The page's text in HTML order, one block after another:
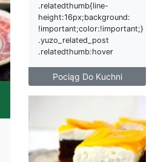
.relatedthumb{line-
height:16px;background:
!important;color:!important;}
.yuzo_related_post
.relatedthumb:hover
Pociąg Do Kuchni